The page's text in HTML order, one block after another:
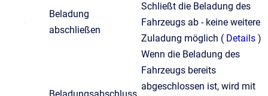
Beladung
abschließen
Schließt die Beladung des
Fahrzeugs ab - keine weitere
Zuladung möglich ( Details )
Wenn die Beladung des
Fahrzeugs bereits
abgeschlossen ist, wird mit